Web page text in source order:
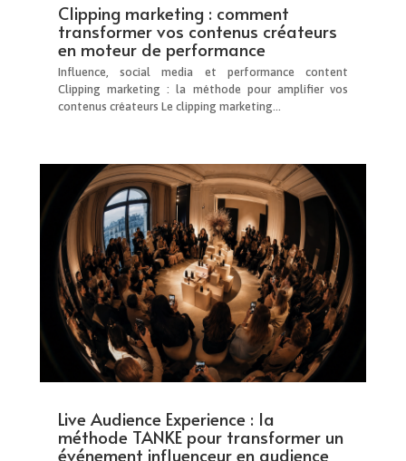
Clipping marketing : comment
transformer vos contenus créateurs
en moteur de performance
Influence, social media et performance content
Clipping marketing : la méthode pour amplifier vos
contenus créateurs Le clipping marketing...
Live Audience Experience : la
méthode TANKE pour transformer un
événement influenceur en audience